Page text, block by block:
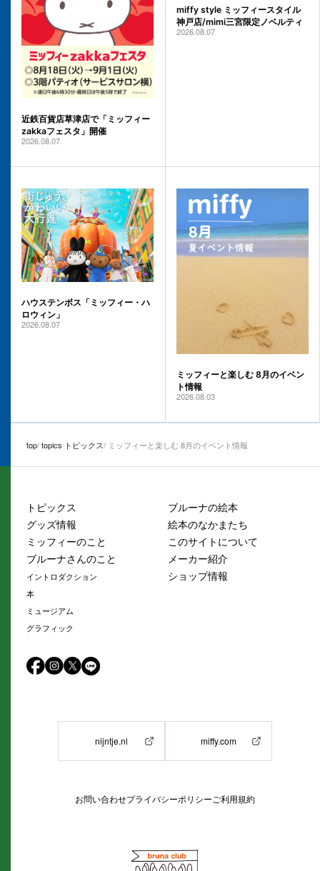
近鉄百貨店草津店で「ミッフィー
zakkaフェスタ」開催
2026.08.07
miffy style ミッフィースタイル
神戸店/mimi三宮限定ノベルティ
2026.08.07
ハウステンボス「ミッフィー・ハ
ロウィン」
2026.08.07
ミッフィーと楽しむ 8月のイベン
ト情報
2026.08.03
top topics トピックス ミッフィーと楽しむ 8月のイベント情報
トピックス
グッズ情報
ミッフィーのこと
ブルーナさんのこと
イントロダクション
本
ミュージアム
グラフィック
ブルーナの絵本
絵本のなかまたち
このサイトについて
メーカー紹介
ショップ情報
nijntje.nl miffy.com
お問い合わせプライバシーポリシー ご利用規約